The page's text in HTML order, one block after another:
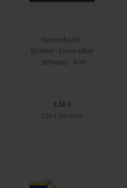
Gummiband -
Streifen - Lurex silber
- schwarz - 4cm
3,50 €
3,50 € pro Meter